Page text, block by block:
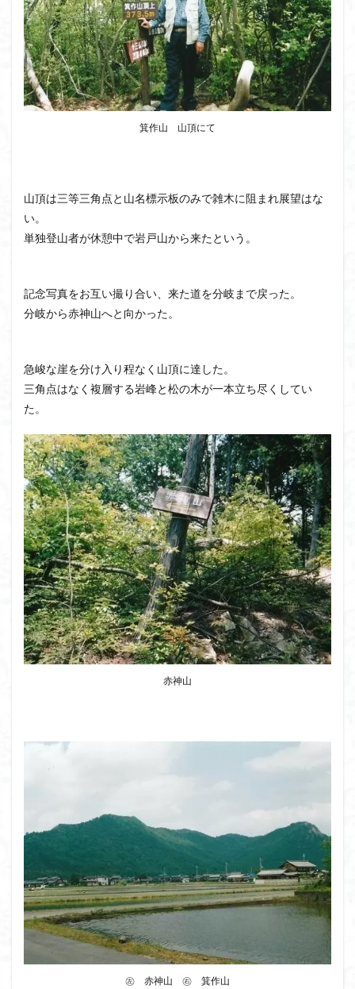
箕作山 山頂にて
山頂は三等三角点と山名標示板のみで雑木に阻まれ展望はな
い。
単独登山者が休憩中で岩戸山から来たという。
記念写真をお互い撮り合い、来た道を分岐まで戻った。
分岐から赤神山へと向かった。
急峻な崖を分け入り程なく山頂に達した。
三角点はなく複層する岩峰と松の木が一本立ち尽くしてい
た。
赤神山
㊧ 赤神山 ㊨ 箕作山
兜造りの江戸時代後期の民家
兜山 兎藪
偉人
信濃川上
佐野峠 佐野 佐竹寺
低山
伊香保温泉
伊豆大島 黒ブナ
検索